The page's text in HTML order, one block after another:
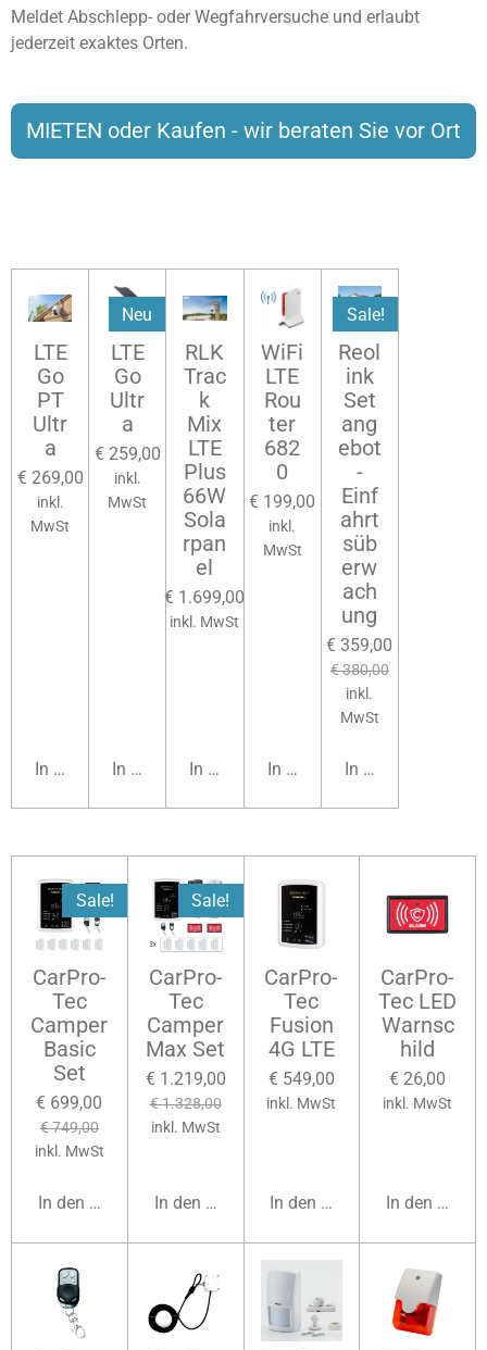
Meldet Abschlepp- oder Wegfahrversuche und erlaubt
jederzeit exaktes Orten.
MIETEN oder Kaufen - wir beraten Sie vor Ort
LTE
Go
PT
Ultr
a
€ 269,00
inkl.
MwSt
In den Warenkorb
Neu
LTE
Go
Ultr
a
€ 259,00
inkl.
MwSt
In den Warenkorb
RLK
Trac
k
Mix
LTE
Plus
66W
Sola
rpan
el
€ 1.699,00
inkl. MwSt
In den Warenkorb
WiFi
LTE
Rou
ter
682
0
€ 199,00
inkl.
MwSt
In den Warenkorb
Sale!
Reol
ink
Set
ang
ebot
-
Einf
ahrt
süb
erw
ach
ung
€ 359,00
€ 380,00
inkl.
MwSt
In den Warenkorb
Sale!
CarPro-
Tec
Camper
Basic
Set
€ 699,00
€ 749,00
inkl. MwSt
In den Warenkorb
Sale!
CarPro-
Tec
Camper
Max Set
€ 1.219,00
€ 1.328,00
inkl. MwSt
In den Warenkorb
CarPro-
Tec
Fusion
4G LTE
€ 549,00
inkl. MwSt
In den Warenkorb
CarPro-
Tec LED
Warnsc
hild
€ 26,00
inkl. MwSt
In den